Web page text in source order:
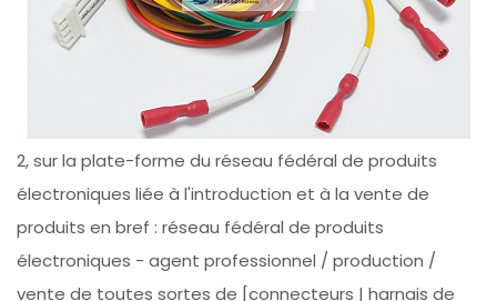
2, sur la plate-forme du réseau fédéral de produits
électroniques liée à l'introduction et à la vente de
produits en bref : réseau fédéral de produits
électroniques - agent professionnel / production /
vente de toutes sortes de [connecteurs | harnais de